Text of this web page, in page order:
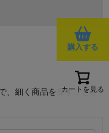
購入する
カートを見る
、細く商品を探すことが